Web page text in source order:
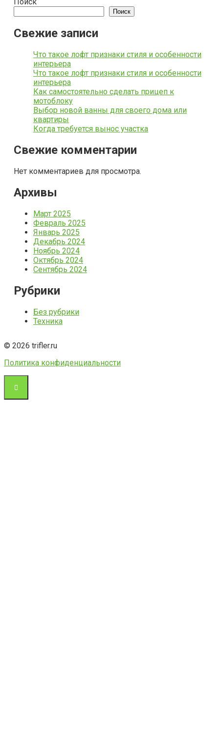
Поиск
Поиск
Свежие записи
Что такое лофт признаки стиля и особенности
интерьера
Что такое лофт признаки стиля и особенности
интерьера
Как самостоятельно сделать прицеп к
мотоблоку
Выбор новой ванны для своего дома или
квартиры
Когда требуется вынос участка
Свежие комментарии
Нет комментариев для просмотра.
Архивы
Март 2025
Февраль 2025
Январь 2025
Декабрь 2024
Ноябрь 2024
Октябрь 2024
Сентябрь 2024
Рубрики
Без рубрики
Техника
© 2026 trifler.ru
Политика конфиденциальности